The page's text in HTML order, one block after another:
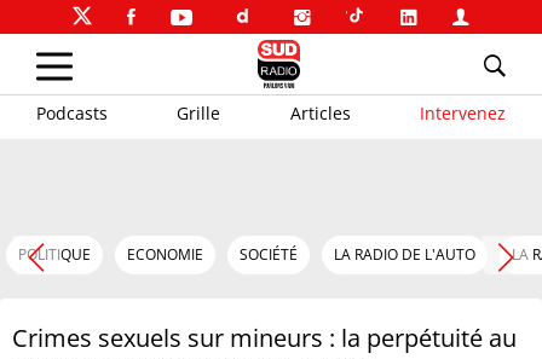
Podcasts Grille Articles Intervenez
POLITIQUE ECONOMIE SOCIÉTÉ LA RADIO DE L'AUTO LA
Crimes sexuels sur mineurs : la perpétuité au